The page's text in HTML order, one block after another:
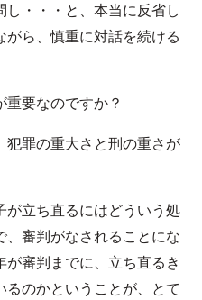
・・・と、本当に反省し
ら、慎重に対話を続ける
要なのですか？
犯罪の重大さと刑の重さが
立ち直るにはどういう処
審判がなされることにな
審判までに、立ち直るき
のかということが、とて